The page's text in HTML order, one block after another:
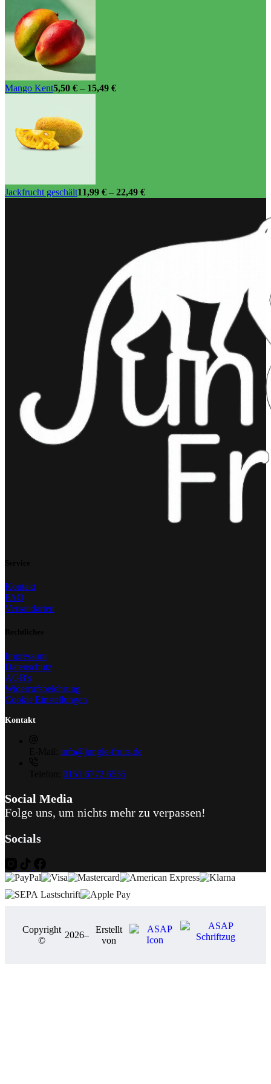
Mango Kent5,50 € – 15,49 €
Jackfrucht geschält11,99 € – 22,49 €
Kontakt
FAQ
Versandarten
Impressum
Datenschutz
AGB's
Widerrufsbelehrung
Cookie Einstellungen
Kontakt
info@jungle-fruits.de
0151 6772 6555
Social Media
Folge uns, um nichts mehr zu verpassen!
Socials
Copyright
©
2026–
Erstellt
von